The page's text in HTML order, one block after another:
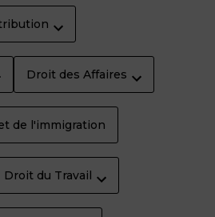
Droit des Affaires
de l'immigration
Droit du Travail